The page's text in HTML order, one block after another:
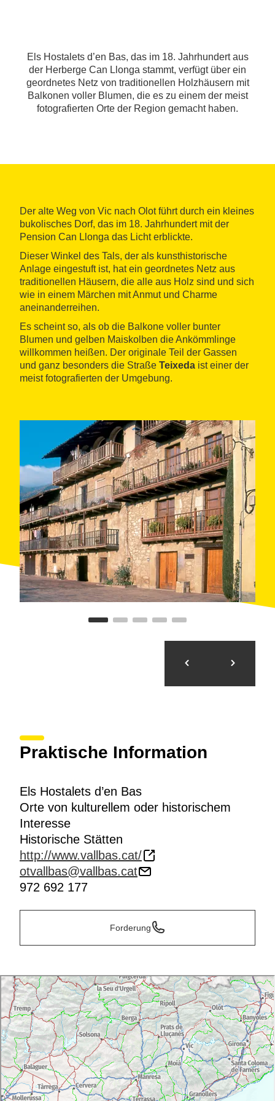
Els Hostalets d’en Bas, das im 18. Jahrhundert aus
der Herberge Can Llonga stammt, verfügt über ein
geordnetes Netz von traditionellen Holzhäusern mit
Balkonen voller Blumen, die es zu einem der meist
fotografierten Orte der Region gemacht haben.
Der alte Weg von Vic nach Olot führt durch ein kleines
bukolisches Dorf, das im 18. Jahrhundert mit der
Pension Can Llonga das Licht erblickte.
Dieser Winkel des Tals, der als kunsthistorische
Anlage eingestuft ist, hat ein geordnetes Netz aus
traditionellen Häusern, die alle aus Holz sind und sich
wie in einem Märchen mit Anmut und Charme
aneinanderreihen.
Es scheint so, als ob die Balkone voller bunter
Blumen und gelben Maiskolben die Ankömmlinge
willkommen heißen. Der originale Teil der Gassen
und ganz besonders die Straße Teixeda ist einer der
meist fotografierten der Umgebung.
Praktische Information
Els Hostalets d’en Bas
Orte von kulturellem oder historischem
Interesse
Historische Stätten
http://www.vallbas.cat/
otvallbas@vallbas.cat
972 692 177
Forderung